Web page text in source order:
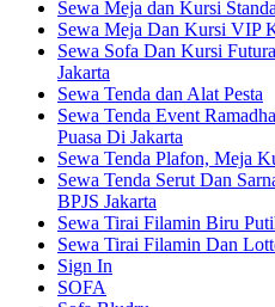
Sewa Meja dan Kursi
Sewa Meja Dan Kursi VIP
Sewa Sofa Dan Kursi
Jakarta
Sewa Tenda dan Alat Pesta
Sewa Tenda Event
Puasa Di Jakarta
Sewa Tenda Plafon, Meja
Sewa Tenda Serut Dan
BPJS Jakarta
Sewa Tirai Filamin Biru
Sewa Tirai Filamin Dan
Sign In
SOFA